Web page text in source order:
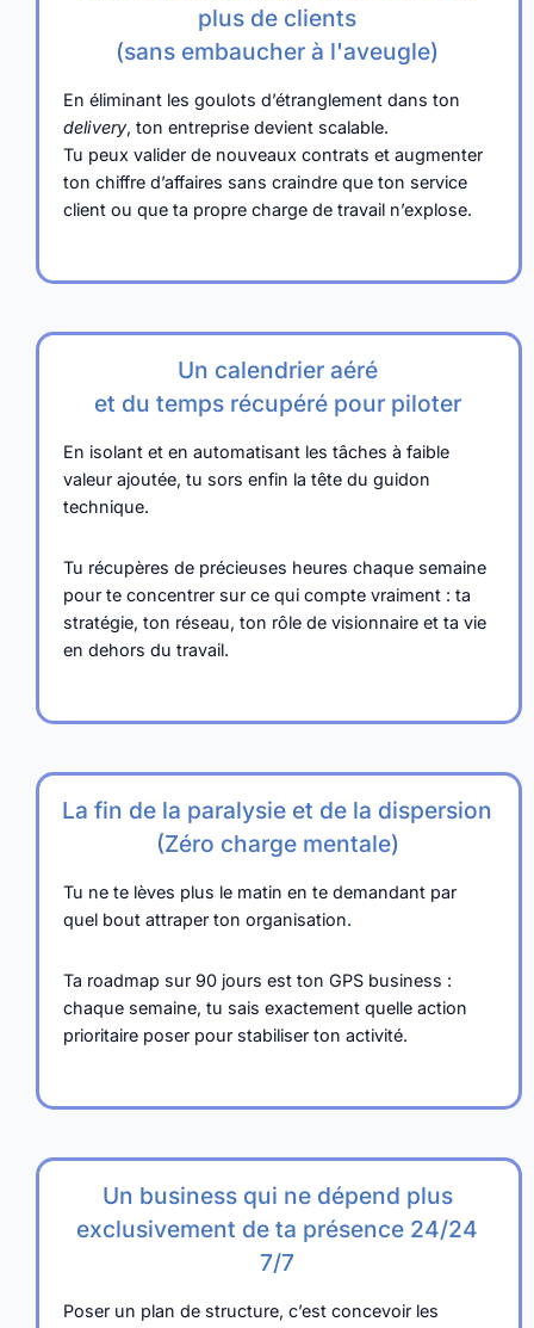
plus de clients
(sans embaucher à l'aveugle)
En éliminant les goulots d’étranglement dans ton
delivery, ton entreprise devient scalable.
Tu peux valider de nouveaux contrats et augmenter
ton chiffre d’affaires sans craindre que ton service
client ou que ta propre charge de travail n’explose.
Un calendrier aéré
et du temps récupéré pour piloter
En isolant et en automatisant les tâches à faible
valeur ajoutée, tu sors enfin la tête du guidon
technique.
Tu récupères de précieuses heures chaque semaine
pour te concentrer sur ce qui compte vraiment : ta
stratégie, ton réseau, ton rôle de visionnaire et ta vie
en dehors du travail.
La fin de la paralysie et de la dispersion
(Zéro charge mentale)
Tu ne te lèves plus le matin en te demandant par
quel bout attraper ton organisation.
Ta roadmap sur 90 jours est ton GPS business :
chaque semaine, tu sais exactement quelle action
prioritaire poser pour stabiliser ton activité.
Un business qui ne dépend plus
exclusivement de ta présence 24/24
7/7
Poser un plan de structure, c’est concevoir les